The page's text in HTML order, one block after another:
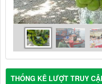
THỐNG KÊ LƯỢT TRUY